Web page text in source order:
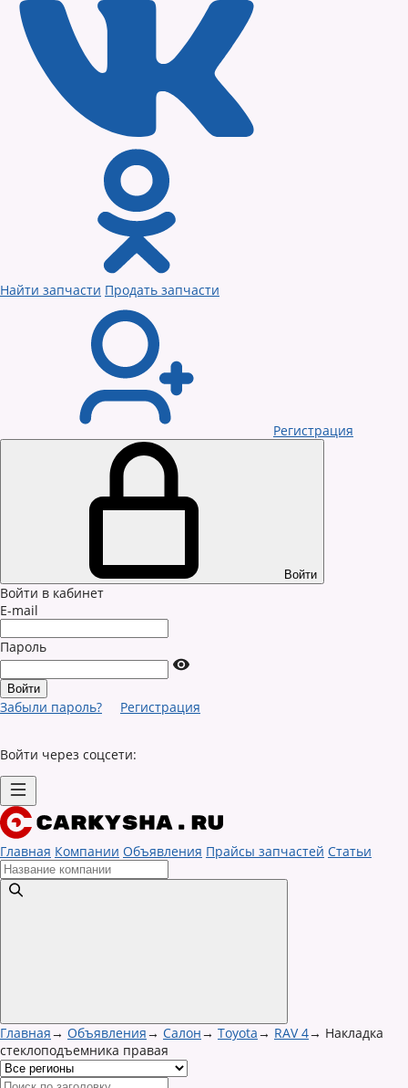
Найти запчасти Продать запчасти
Регистрация
Войти
Войти в кабинет
E-mail
Пароль
Забыли пароль? Регистрация
Войти через соцсети:
Главная Компании Объявления Прайсы запчастей Статьи
Главная→ Объявления→ Салон→ Toyota→ RAV 4→ Накладка
стеклоподъемника правая